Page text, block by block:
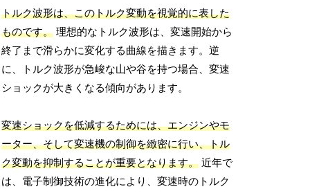
トルク波形は、このトルク変動を視覚的に表した
ものです。 理想的なトルク波形は、変速開始から
終了まで滑らかに変化する曲線を描きます。逆
に、トルク波形が急峻な山や谷を持つ場合、変速
ショックが大きくなる傾向があります。
変速ショックを低減するためには、エンジンやモ
ーター、そして変速機の制御を緻密に行い、トル
ク変動を抑制することが重要となります。 近年で
は、電子制御技術の進化により、変速時のトルク